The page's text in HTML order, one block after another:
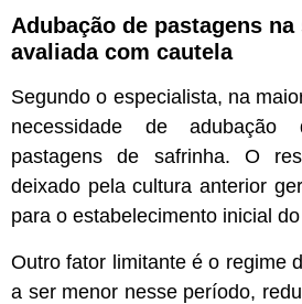
Adubação de pastagens
avaliada com cautela
Segundo o especialista, na
necessidade de
pastagens de safrinha. O
deixado pela cultura anterior
para o estabelecimento inicial
Outro fator limitante é o regime
a ser menor nesse período,